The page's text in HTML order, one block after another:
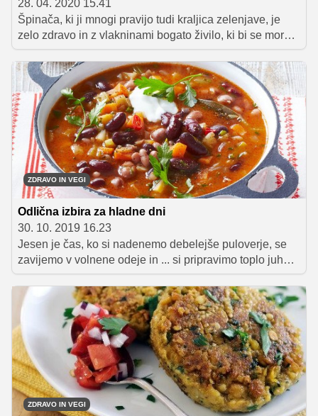
28. 04. 2020 15.41
Špinača, ki ji mnogi pravijo tudi kraljica zelenjave, je
zelo zdravo in z vlakninami bogato živilo, ki bi se moralo
velikokrat znajti na naših krožnikih. Če ste jo do sedaj
pripravljali zgolj v juhi ali solati in jo občasno vmešali v
omleto, je čas, da preizkusite katerega od odličnih
receptov, ki sta nam jih v okviru zeleno obarvanega
projekta Kuhinja prihodnosti predstavila Urša Horvat in
Klemen Lampič.
ZDRAVO IN VEGI
Odlična izbira za hladne dni
30. 10. 2019 16.23
Jesen je čas, ko si nadenemo debelejše puloverje, se
zavijemo v volnene odeje in ... si pripravimo toplo juho
ali enolončnico. Mogočih receptov je ogromno.
Uporabimo lahko najrazličnejšo sezonsko zelenjavo,
enkrat buče, drugič rdečo peso, tretjič cvetačo. Ne
pozabimo niti na stročnice – lečo, grah, čičeriko. Tako
bomo zaužili veliko zdravih vitaminov in mineralov, ki
bodo okrepili imunski sistem in izboljšali počutje.
ZDRAVO IN VEGI